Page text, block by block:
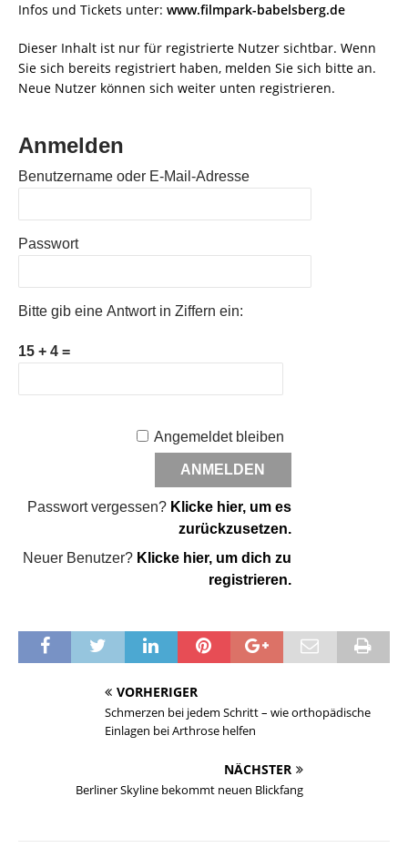
­Infos und Tickets unter: www.filmpark-babelsberg.de
Dieser Inhalt ist nur für registrierte Nutzer sichtbar. Wenn
Sie sich bereits registriert haben, melden Sie sich bitte an.
Neue Nutzer können sich weiter unten registrieren.
Anmelden
Benutzername oder E-Mail-Adresse
Passwort
Bitte gib eine Antwort in Ziffern ein:
15 + 4 =
Angemeldet bleiben
Passwort vergessen? Klicke hier, um es
zurückzusetzen.
Neuer Benutzer? Klicke hier, um dich zu
registrieren.
VORHERIGER
Schmerzen bei jedem Schritt – wie orthopädische
Einlagen bei Arthrose helfen
NÄCHSTER
Berliner Skyline bekommt neuen Blickfang